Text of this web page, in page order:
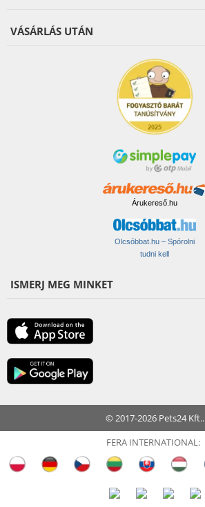
VÁSÁRLÁS UTÁN
Árukereső.hu
Olcsóbbat.hu – Spórolni
tudni kell
ISMERJ MEG MINKET
© 2017-2026 Pets24 Kft..
FERA INTERNATIONAL: